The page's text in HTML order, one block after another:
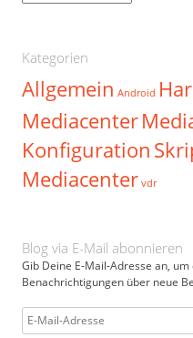
Kategorien
Allgemein Android
Mediacenter
Konfiguration
Mediacenter vdr
Blog via E-Mail abonnieren
Gib Deine E-Mail-Adresse an,
Benachrichtigungen über neue
E-
Mail-